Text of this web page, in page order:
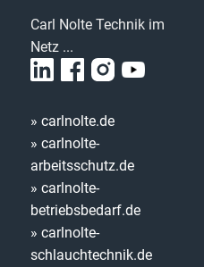
Carl Nolte Technik im
Netz ...
» carlnolte.de
» carlnolte-
arbeitsschutz.de
» carlnolte-
betriebsbedarf.de
» carlnolte-
schlauchtechnik.de